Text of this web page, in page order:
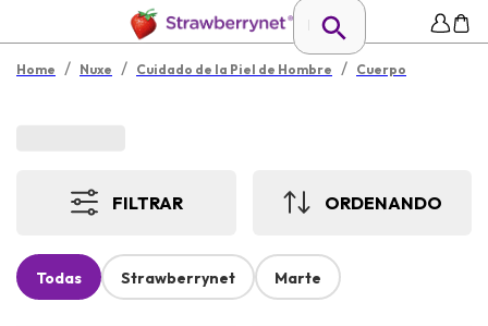
Home / Nuxe / Cuidado de la Piel de Hombre / Cuerpo
FILTRAR ORDENANDO
Todas Strawberrynet Marte